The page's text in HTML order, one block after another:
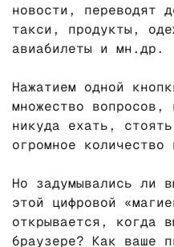
новости, переводят
такси, продукты,
авиабилеты и мн.др.
Нажатием одной
множество
никуда ехать,
огромное количество
Но задумывались ли
этой цифровой
открывается, когда
браузере? Как ваше